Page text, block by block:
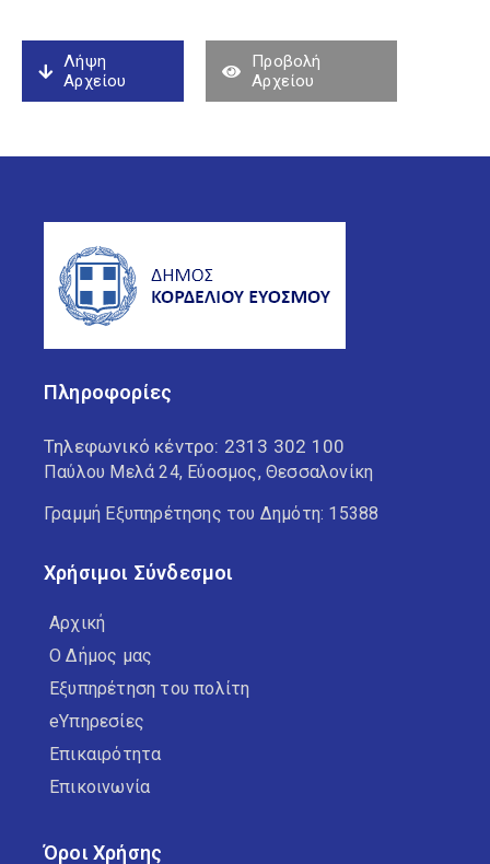
Λήψη
Αρχείου
Προβολή
Αρχείου
Πληροφορίες
Τηλεφωνικό κέντρο: 2313 302 100
Παύλου Μελά 24, Εύοσμος, Θεσσαλονίκη
Γραμμή Εξυπηρέτησης του Δημότη: 15388
Χρήσιμοι Σύνδεσμοι
Αρχική
Ο Δήμος μας
Εξυπηρέτηση του πολίτη
eΥπηρεσίες
Επικαιρότητα
Επικοινωνία
Όροι Χρήσης